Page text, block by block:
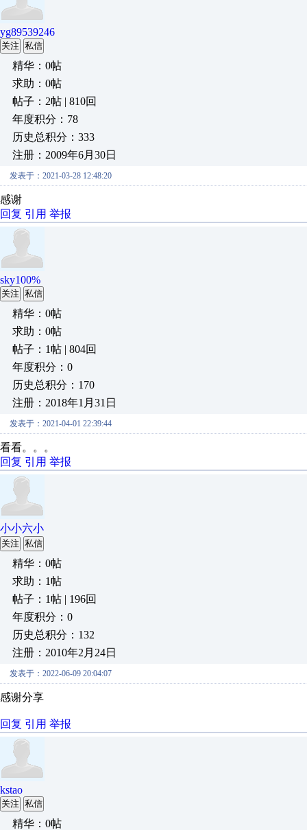
yg89539246
关注 私信
精华：0帖
求助：0帖
帖子：2帖 | 810回
年度积分：78
历史总积分：333
注册：2009年6月30日
发表于：2021-03-28 12:48:20
感谢
回复 引用 举报
sky100%
关注 私信
精华：0帖
求助：0帖
帖子：1帖 | 804回
年度积分：0
历史总积分：170
注册：2018年1月31日
发表于：2021-04-01 22:39:44
看看。。。
回复 引用 举报
小小六小
关注 私信
精华：0帖
求助：1帖
帖子：1帖 | 196回
年度积分：0
历史总积分：132
注册：2010年2月24日
发表于：2022-06-09 20:04:07
感谢分享
回复 引用 举报
kstao
关注 私信
精华：0帖